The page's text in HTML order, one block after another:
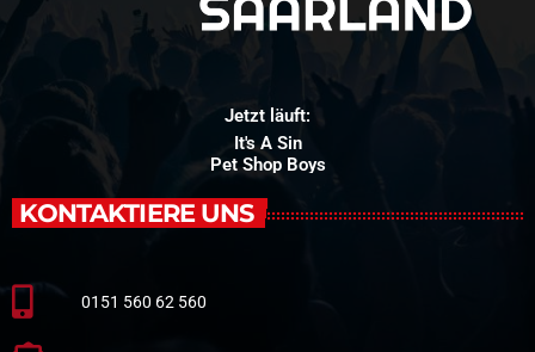
Jetzt läuft:
It's A Sin
Pet Shop Boys
KONTAKTIERE UNS
0151 560 62 560